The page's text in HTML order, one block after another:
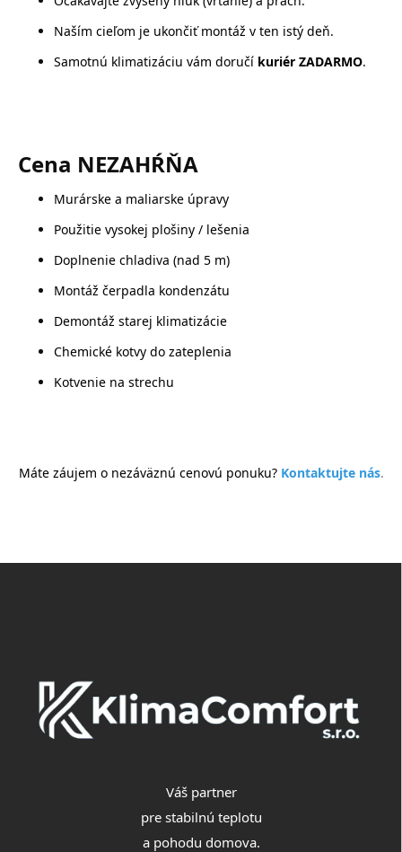
Naším cieľom je ukončiť montáž v ten istý deň.
Samotnú klimatizáciu vám doručí kuriér ZADARMO.
Cena NEZAHŔŇA
Murárske a maliarske úpravy
Použitie vysokej plošiny / lešenia
Doplnenie chladiva (nad 5 m)
Montáž čerpadla kondenzátu
Demontáž starej klimatizácie
Chemické kotvy do zateplenia
Kotvenie na strechu
Máte záujem o nezáväznú cenovú ponuku? Kontaktujte nás.
Z
Váš partner
pre stabilnú teplotu
a pohodu domova.